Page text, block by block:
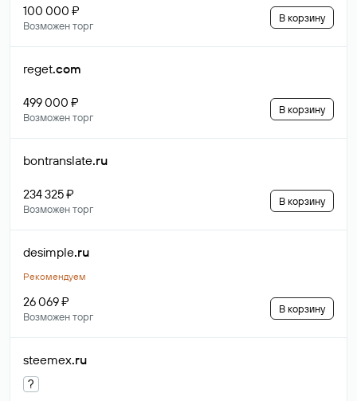
100 000 ₽
Возможен торг
В корзину
reget.com
499 000 ₽
Возможен торг
В корзину
bontranslate.ru
234 325 ₽
Возможен торг
В корзину
desimple.ru
Рекомендуем
26 069 ₽
Возможен торг
В корзину
steemex.ru
?